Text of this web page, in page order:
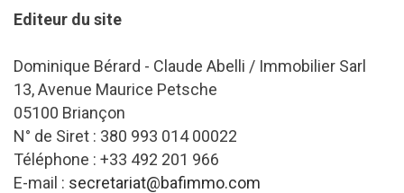
Editeur du site
Dominique Bérard - Claude Abelli / Immobilier Sarl
13, Avenue Maurice Petsche
05100 Briançon
N° de Siret : 380 993 014 00022
Téléphone : +33 492 201 966
E-mail : secretariat@bafimmo.com